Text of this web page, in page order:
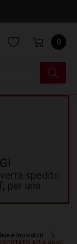
0
spedito
per una
e Bruciatori